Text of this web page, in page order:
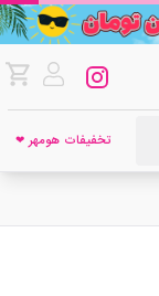
تخفیفات هومهر ❤